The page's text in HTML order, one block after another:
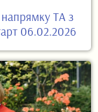
напрямку ТА з
06.02.2026